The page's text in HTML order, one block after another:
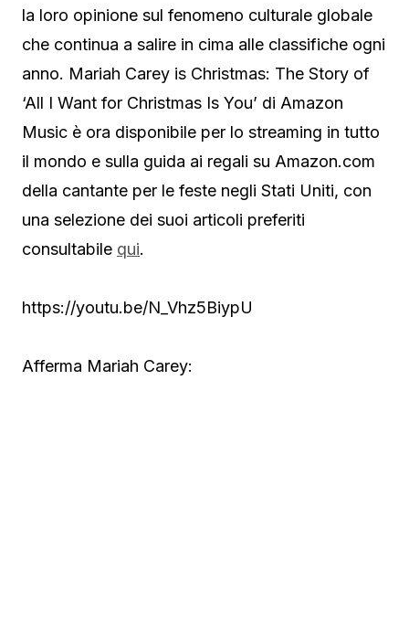
la loro opinione sul fenomeno culturale globale
che continua a salire in cima alle classifiche ogni
anno. Mariah Carey is Christmas: The Story of
‘All I Want for Christmas Is You’ di Amazon
Music è ora disponibile per lo streaming in tutto
il mondo e sulla guida ai regali su Amazon.com
della cantante per le feste negli Stati Uniti, con
una selezione dei suoi articoli preferiti
consultabile qui.
https://youtu.be/N_Vhz5BiypU
Afferma Mariah Carey: